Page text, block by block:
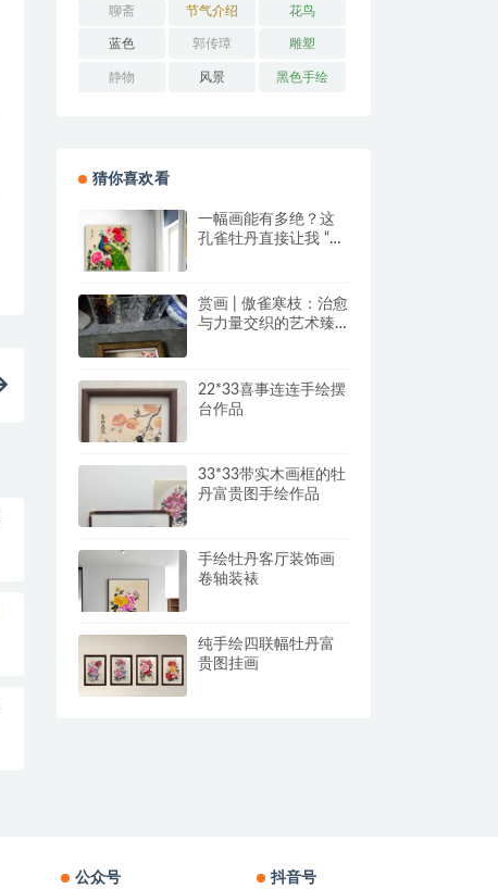
物
聊斋 节气介绍 花鸟
蓝色 郭传璋 雕塑
静物 风景 黑色手绘
猜你喜欢看
一幅画能有多绝？这
孔雀牡丹直接让我 “哇
赏画 | 傲雀寒枝：治愈
与力量交织的艺术臻
22*33喜事连连手绘摆
台作品
33*33带实木画框的牡
丹富贵图手绘作品
手绘牡丹客厅装饰画
卷轴装裱
纯手绘四联幅牡丹富
贵图挂画
公众号 抖音号